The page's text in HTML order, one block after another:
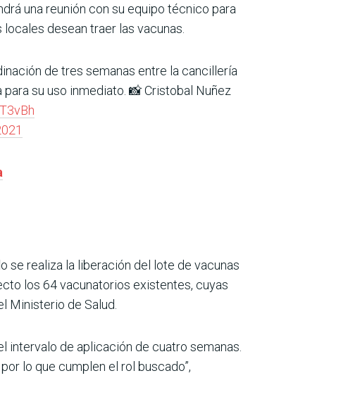
una reunión con su equipo técnico para
desean traer las vacunas.
de tres semanas entre la cancillería
su uso inmediato. 📸 Cristobal Nuñez
se realiza la liberación del lote de vacunas
los 64 vacunatorios existentes, cuyas
Ministerio de Salud.
intervalo de aplicación de cuatro semanas.
lo que cumplen el rol buscado”,